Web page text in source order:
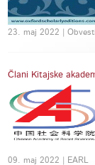
23. maj 2022 |
Člani Kitajske
09. maj 2022 | EARL